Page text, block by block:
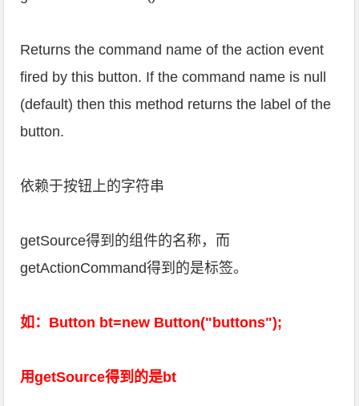
Returns the command name of the action event
fired by this button. If the command name is null
(default) then this method returns the label of the
button.
依赖于按钮上的字符串
getSource得到的组件的名称，而
getActionCommand得到的是标签。
如：Button bt=new Button("buttons");
用getSource得到的是bt